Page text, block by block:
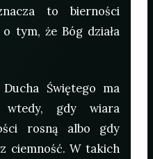
to bierności
tym, że Bóg działa
Świętego ma
wtedy, gdy wiara
rosną albo gdy
ciemność. W takich